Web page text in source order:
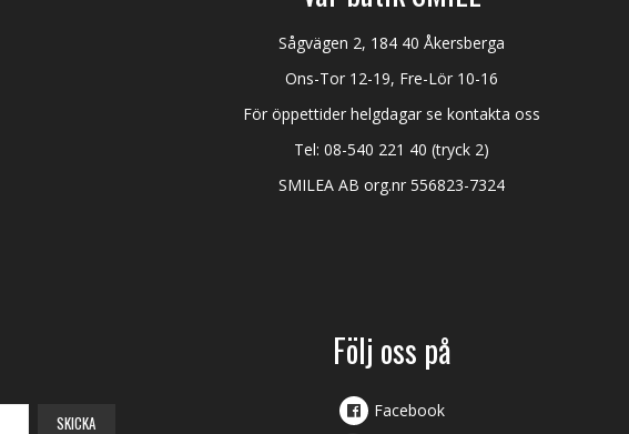
Sågvägen 2, 184 40 Åkersberga
Ons-Tor 12-19, Fre-Lör 10-16
För öppettider helgdagar se kontakta oss
Tel:08-540 221 40 (tryck 2)
SMILEA AB org.nr 556823-7324
SKICKA
Följ oss på
Facebook